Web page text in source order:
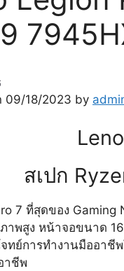
09/18/2023 by
สเปก
7 ที่สุดของ Gaming
าพสูง หน้าจอขนาด
จทย์การทำงานมืออา
าชีพ